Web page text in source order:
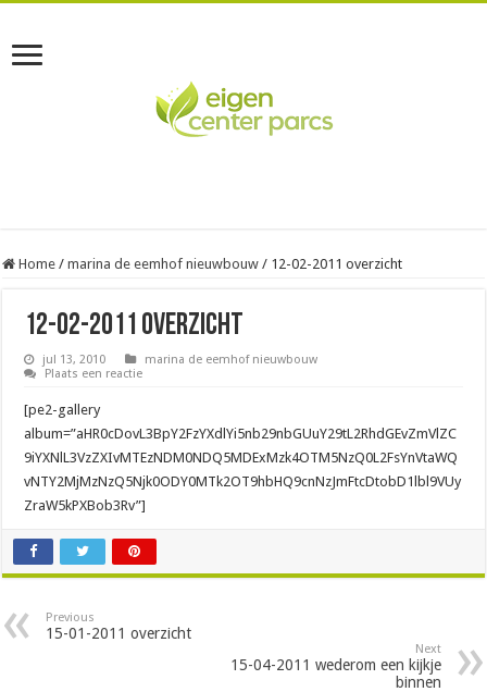
Home / marina de eemhof nieuwbouw / 12-02-2011 overzicht
12-02-2011 overzicht
jul 13, 2010
marina de eemhof nieuwbouw
Plaats een reactie
[pe2-gallery
album=”aHR0cDovL3BpY2FzYXdlYi5nb29nbGUuY29tL2RhdGEvZmVlZC
9iYXNlL3VzZXIvMTEzNDM0NDQ5MDExMzk4OTM5NzQ0L2FsYnVtaWQ
vNTY2MjMzNzQ5Njk0ODY0MTk2OT9hbHQ9cnNzJmFtcDtobD1lbl9VUy
ZraW5kPXBob3Rv”]
Previous
15-01-2011 overzicht
Next
15-04-2011 wederom een kijkje
binnen